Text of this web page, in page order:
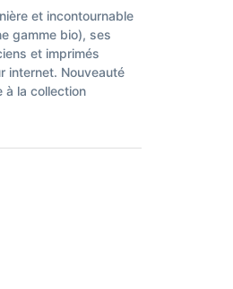
et incontournable
gamme bio), ses
et imprimés
internet. Nouveauté
à la collection